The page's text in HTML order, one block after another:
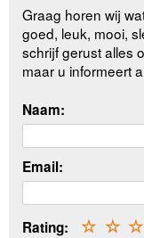
Graag horen wij
goed, leuk, mooi,
schrijf gerust alles
maar u informeert
Naam:
Email:
Rating: ☆
☆
☆